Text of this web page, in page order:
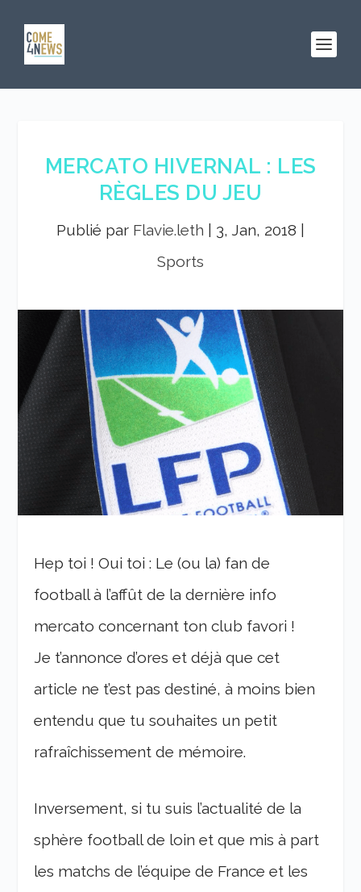
MERCATO HIVERNAL : LES
RÈGLES DU JEU
Publié par Flavie.leth 3, Jan, 2018
Sports
Hep toi ! Oui toi : Le (ou la) fan de
football à l’affût de la dernière info
mercato concernant ton club favori !
Je t’annonce d’ores et déjà que cet
article ne t’est pas destiné, à moins bien
entendu que tu souhaites un petit
rafraîchissement de mémoire.
Inversement, si tu suis l’actualité de la
sphère football de loin et que mis à part
les matchs de l’équipe de France et les